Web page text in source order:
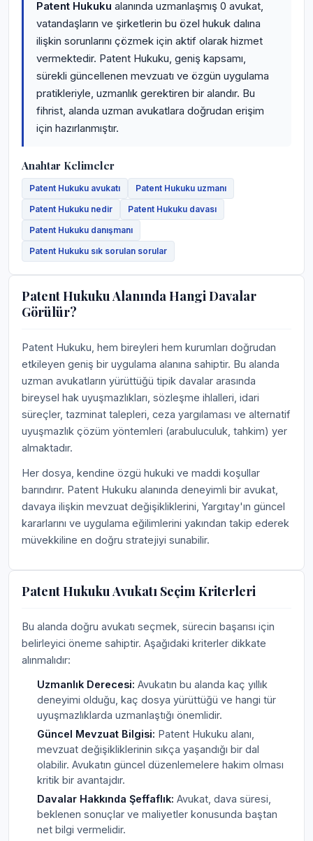
Patent Hukuku alanında uzmanlaşmış 0 avukat,
vatandaşların ve şirketlerin bu özel hukuk dalına
ilişkin sorunlarını çözmek için aktif olarak hizmet
vermektedir. Patent Hukuku, geniş kapsamı,
sürekli güncellenen mevzuatı ve özgün uygulama
pratikleriyle, uzmanlık gerektiren bir alandır. Bu
fihrist, alanda uzman avukatlara doğrudan erişim
için hazırlanmıştır.
Anahtar Kelimeler
Patent Hukuku avukatı
Patent Hukuku uzmanı
Patent Hukuku nedir
Patent Hukuku davası
Patent Hukuku danışmanı
Patent Hukuku sık sorulan sorular
Patent Hukuku Alanında Hangi Davalar
Görülür?
Patent Hukuku, hem bireyleri hem kurumları doğrudan
etkileyen geniş bir uygulama alanına sahiptir. Bu alanda
uzman avukatların yürüttüğü tipik davalar arasında
bireysel hak uyuşmazlıkları, sözleşme ihlalleri, idari
süreçler, tazminat talepleri, ceza yargılaması ve alternatif
uyuşmazlık çözüm yöntemleri (arabuluculuk, tahkim) yer
almaktadır.
Her dosya, kendine özgü hukuki ve maddi koşullar
barındırır. Patent Hukuku alanında deneyimli bir avukat,
davaya ilişkin mevzuat değişikliklerini, Yargıtay'ın güncel
kararlarını ve uygulama eğilimlerini yakından takip ederek
müvekkiline en doğru stratejiyi sunabilir.
Patent Hukuku Avukatı Seçim Kriterleri
Bu alanda doğru avukatı seçmek, sürecin başarısı için
belirleyici öneme sahiptir. Aşağıdaki kriterler dikkate
alınmalıdır:
Uzmanlık Derecesi: Avukatın bu alanda kaç yıllık
deneyimi olduğu, kaç dosya yürüttüğü ve hangi tür
uyuşmazlıklarda uzmanlaştığı önemlidir.
Güncel Mevzuat Bilgisi: Patent Hukuku alanı,
mevzuat değişikliklerinin sıkça yaşandığı bir dal
olabilir. Avukatın güncel düzenlemelere hakim olması
kritik bir avantajdır.
Davalar Hakkında Şeffaflık: Avukat, dava süresi,
beklenen sonuçlar ve maliyetler konusunda baştan
net bilgi vermelidir.